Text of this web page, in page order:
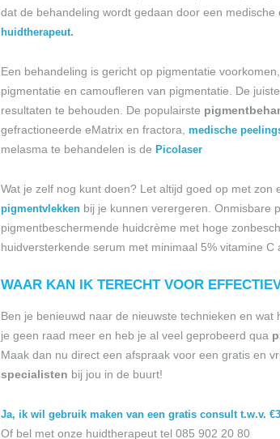
dat de behandeling wordt gedaan door een
huidtherapeut.
Een behandeling is gericht op pigmentatie
pigmentatie en camoufleren van pigmentatie. De
resultaten te behouden. De populairste
gefractioneerde eMatrix en fractora, medische
melasma te behandelen is de Picolaser
Wat je zelf nog kunt doen? Let altijd goed op met zon
pigmentvlekken bij je kunnen verergeren. Onmisbare
pigmentbeschermende huidcrème met hoge
huidversterkende serum met minimaal 5% vitamine C
WAAR KAN IK TERECHT VOOR
Ben je benieuwd naar de nieuwste technieken en
je geen raad meer en heb je al veel geprobeerd qua
Maak dan nu direct een afspraak voor een gratis en
specialisten bij jou in de buurt!
Ja, ik wil gebruik maken van een gratis consult t.w.v.
Of bel met onze huidtherapeut tel 085 902 20 80